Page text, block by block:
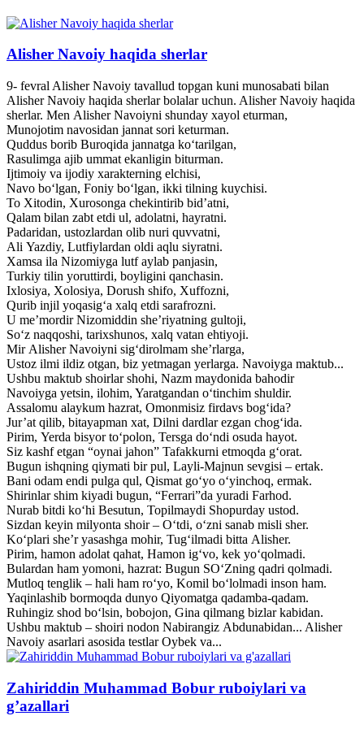
Alisher Navoiy haqida sherlar
9- fevral Alisher Navoiy tavallud topgan kuni munosabati bilan
Alisher Navoiy haqida sherlar bolalar uchun. Alisher Navoiy haqida
sherlar. Men Alisher Navoiyni shunday xayol eturman,
Munojotim navosidan jannat sori keturman.
Quddus borib Buroqida jannatga ko‘tarilgan,
Rasulimga ajib ummat ekanligin biturman.
Ijtimoiy va ijodiy xarakterning elchisi,
Navo bo‘lgan, Foniy bo‘lgan, ikki tilning kuychisi.
To Xitodin, Xurosonga chekintirib bid’atni,
Qalam bilan zabt etdi ul, adolatni, hayratni.
Padaridan, ustozlardan olib nuri quvvatni,
Ali Yazdiy, Lutfiylardan oldi aqlu siyratni.
Xamsa ila Nizomiyga lutf aylab panjasin,
Turkiy tilin yoruttirdi, boyligini qanchasin.
Ixlosiya, Xolosiya, Dorush shifo, Xuffozni,
Qurib injil yoqasig‘a xalq etdi sarafrozni.
U me’mordir Nizomiddin she’riyatning gultoji,
So‘z naqqoshi, tarixshunos, xalq vatan ehtiyoji.
Mir Alisher Navoiyni sig‘dirolmam she’rlarga,
Ustoz ilmi ildiz otgan, biz yetmagan yerlarga. Navoiyga maktub...
Ushbu maktub shoirlar shohi, Nazm maydonida bahodir
Navoiyga yetsin, ilohim, Yaratgandan o‘tinchim shuldir.
Assalomu alaykum hazrat, Omonmisiz firdavs bog‘ida?
Jur’at qilib, bitayapman xat, Dilni dardlar ezgan chog‘ida.
Pirim, Yerda bisyor to‘polon, Tersga do‘ndi osuda hayot.
Siz kashf etgan “oynai jahon” Tafakkurni etmoqda g‘orat.
Bugun ishqning qiymati bir pul, Layli-Majnun sevgisi – ertak.
Bani odam endi pulga qul, Qismat go‘yo o‘yinchoq, ermak.
Shirinlar shim kiyadi bugun, “Ferrari”da yuradi Farhod.
Nurab bitdi ko‘hi Besutun, Topilmaydi Shopurday ustod.
Sizdan keyin milyonta shoir – O‘tdi, o‘zni sanab misli sher.
Ko‘plari she’r yasashga mohir, Tug‘ilmadi bitta Alisher.
Pirim, hamon adolat qahat, Hamon ig‘vo, kek yo‘qolmadi.
Bulardan ham yomoni, hazrat: Bugun SO‘Zning qadri qolmadi.
Mutloq tenglik – hali ham ro‘yo, Komil bo‘lolmadi inson ham.
Yaqinlashib bormoqda dunyo Qiyomatga qadamba-qadam.
Ruhingiz shod bo‘lsin, bobojon, Gina qilmang bizlar kabidan.
Ushbu maktub – shoiri nodon Nabirangiz Abdunabidan... Alisher
Navoiy asarlari asosida testlar Oybek va...
Zahiriddin Muhammad Bobur ruboiylari va
g’azallari